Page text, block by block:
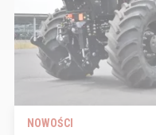
NOWOŚCI